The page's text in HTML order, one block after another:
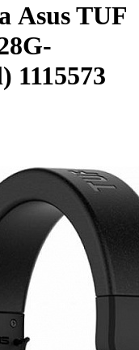
Asus TUF
1115573